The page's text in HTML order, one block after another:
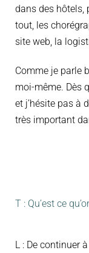
dans des hôtels,
tout, les
site web, la
Comme je parle
moi-même. Dès
et j’hésite pas à
très important
T : Qu’est ce
L : De continuer